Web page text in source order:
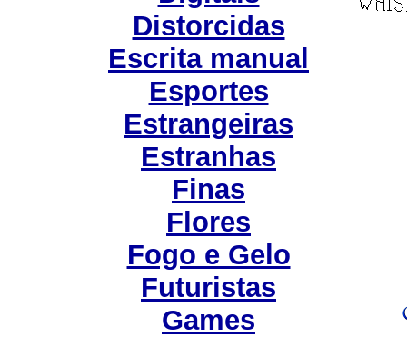
Distorcidas
Escrita manual
Esportes
Estrangeiras
Estranhas
Finas
Flores
Fogo e Gelo
Futuristas
Games